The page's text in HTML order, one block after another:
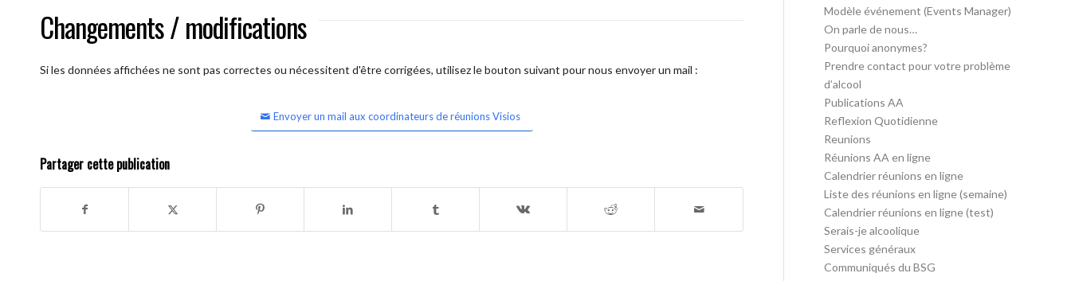
Changements / modifications
Si les données affichées ne sont pas correctes ou nécessitent d'être corrigées, utilisez le bouton suivant pour nous envoyer un mail :
Envoyer un mail aux coordinateurs de réunions Visios
Partager cette publication
Modèle événement (Events Manager)
On parle de nous…
Pourquoi anonymes?
Prendre contact pour votre problème
d’alcool
Publications AA
Reflexion Quotidienne
Reunions
Réunions AA en ligne
Calendrier réunions en ligne
Liste des réunions en ligne (semaine)
Calendrier réunions en ligne (test)
Serais-je alcoolique
Services généraux
Communiqués du BSG